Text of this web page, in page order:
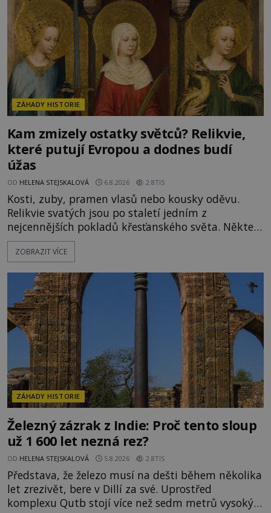
Je to zbožná záchrana před nebezpečím, nebo
promyšlená krádež,
ZÁHADY HISTORIE
Kam zmizely ostatky světců? Relikvie,
které putují Evropou a dodnes budí
úžas
OD HELENA STEJSKALOVÁ 6.8.2026 2.8TIS
Kosti, zuby, pramen vlasů nebo kousky oděvu.
Relikvie svatých jsou po staletí jedním z
nejcennějších pokladů křesťanského světa. Některé
mají pečlivě doloženou historii, jiné provází
záhady, krádeže i nečekané objevy. Jejich osudy
o skutečné historické události. Ve středověké
Evropě mají relikvie mimořádnou hodnotu. Nejsou
jen předmětem úcty
ZOBRAZIT VÍCE
ZÁHADY HISTORIE
Železný zázrak z Indie: Proč tento sloup
už 1 600 let nezná rez?
OD HELENA STEJSKALOVÁ 5.8.2026 2.8TIS
Představa, že železo musí na dešti během několika
let zrezivět, bere v Dillí za své. Uprostřed
komplexu Qutb stojí více než sedm metrů vysoký